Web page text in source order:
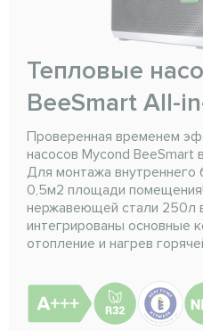
Тепловые
BeeSmart All-
Проверенная временем
насосов Mycond BeeSmart
Для монтажа внутреннего
0,5м2 площади
нержавеющей стали 250л
интегрированы основные
отопление и нагрев